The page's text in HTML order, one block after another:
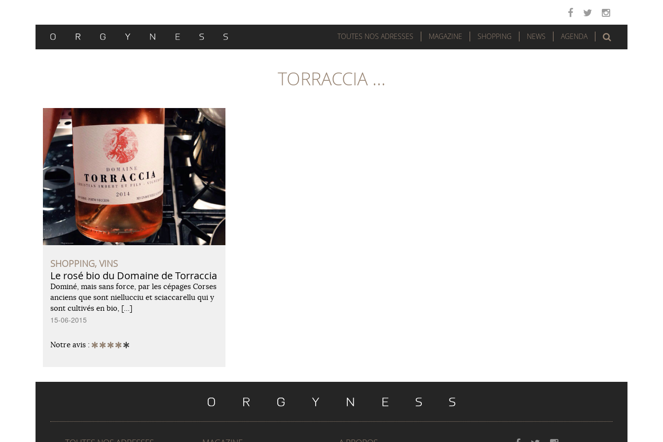
TOUTES NOS ADRESSES MAGAZINE SHOPPING NEWS AGENDA
TORRACCIA ...
SHOPPING, VINS
Le rosé bio du Domaine de Torraccia
Dominé, mais sans force, par les cépages Corses
anciens que sont niellucciu et sciaccarellu qui y
sont cultivés en bio, […]
15-06-2015
Notre avis :